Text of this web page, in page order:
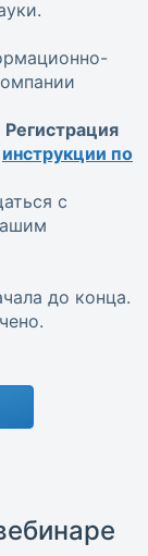
инструкции по
с
до конца.